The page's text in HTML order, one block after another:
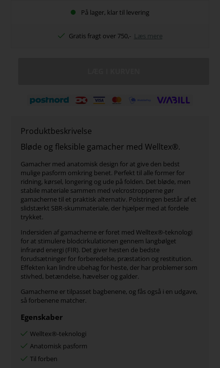
På lager, klar til levering
Gratis fragt over 750,- Læs mere
Produktbeskrivelse
Bløde og fleksible gamacher med Welltex®.
Gamacher med anatomisk design for at give den bedst
mulige pasform omkring benet. Perfekt til alle former for
ridning, kørsel, longering og ude på folden. Det bløde, men
stabile materiale sammen med velcrostropperne gør
gamacherne til et praktisk alternativ. Polstringen består af et
slidstærkt SBR-skummateriale, der hjælper med at fordele
trykket.
Indersiden af gamacherne er foret med Welltex®-teknologi
for at stimulere blodcirkulationen gennem langbølget
infrarød energi (FIR). Det giver hesten de bedste
forudsætninger for forberedelse, præstation og restitution.
Effekten kan lindre ubehag for heste, der har problemer som
stivhed, betændelse, hævelser og galder.
Gamacherne er tilpasset bagbenene, og fås også i en udgave,
så forbenene matcher.
Egenskaber
Welltex®-teknologi
Anatomisk pasform
Til forben